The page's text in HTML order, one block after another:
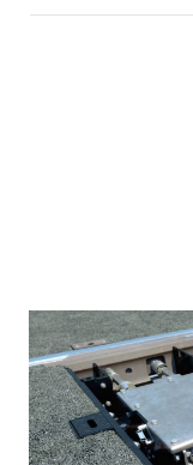
Der SIL4-
Jahrzehnt in über
40 Ländern seine
Beweis gestellt.